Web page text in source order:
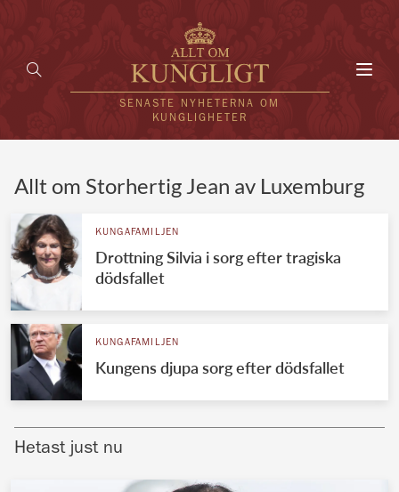
SENASTE NYHETERNA OM
KUNGLIGHETER
UTLÄNDSKT
VÄRLDENS KUNGAHUS
Svenska kungahuset
Norska kungahuset
Spanska kungahuset
REDAKTION
Allt om Storhertig Jean av Luxemburg
KUNGAFAMILJEN
Drottning Silvia i sorg efter tragiska
dödsfallet
KUNGAFAMILJEN
Kungens djupa sorg efter dödsfallet
Hetast just nu